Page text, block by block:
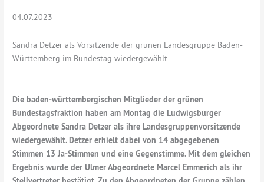
04.07.2023
Sandra Detzer als Vorsitzende der grünen Landesgruppe Baden-
Württemberg im Bundestag wiedergewählt
Die baden-württembergischen Mitglieder der grünen
Bundestagsfraktion haben am Montag die Ludwigsburger
Abgeordnete Sandra Detzer als ihre Landesgruppenvorsitzende
wiedergewählt. Detzer erhielt dabei von 14 abgegebenen
Stimmen 13 Ja-Stimmen und eine Gegenstimme. Mit dem gleichen
Ergebnis wurde der Ulmer Abgeordnete Marcel Emmerich als ihr